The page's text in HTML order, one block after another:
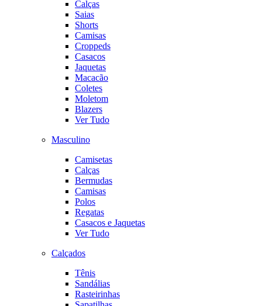
Calças
Saias
Shorts
Camisas
Croppeds
Casacos
Jaquetas
Macacão
Coletes
Moletom
Blazers
Ver Tudo
Masculino
Camisetas
Calças
Bermudas
Camisas
Polos
Regatas
Casacos e Jaquetas
Ver Tudo
Calçados
Tênis
Sandálias
Rasteirinhas